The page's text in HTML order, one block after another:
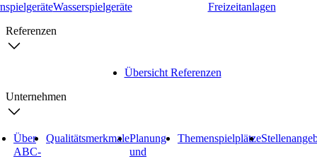
Wasserspielgeräte
Freizeitanlagen
Referenzen
Übersicht Referenzen
Unternehmen
Über
ABC-
QualitätsmerkmalePlanung
und
Themenspielplätze